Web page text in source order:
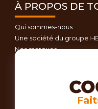
À PROPOS DE
Qui sommes-nous
Une société du groupe
Nos marques